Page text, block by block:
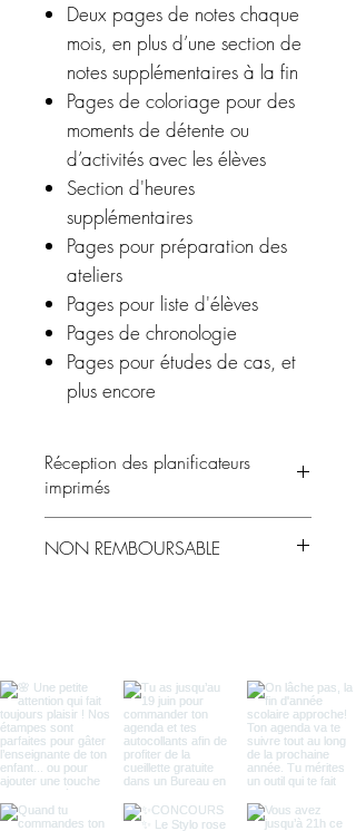
Deux pages de notes chaque
mois, en plus d’une section de
notes supplémentaires à la fin
Pages de coloriage pour des
moments de détente ou
d’activités avec les élèves
Section d'heures
supplémentaires
Pages pour préparation des
ateliers
Pages pour liste d'élèves
Pages de chronologie
Pages pour études de cas, et
plus encore
Réception des planificateurs
imprimés
mois pour les agendas et les autocollants
Un courriel vous sera envoyé dès que
votre commande sera prête.
Veuillez noter que les autres produits, tels
que les étampes, les verres et les tapis, ne
sont pas admissibles à la cueillette et
doivent être livrés à domicile.
NON REMBOURSABLE